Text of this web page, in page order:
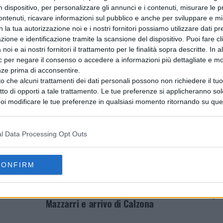
dispositivo, per personalizzare gli annunci e i contenuti, misurare le
ricavare informazioni sul pubblico e anche per sviluppare e
la tua autorizzazione noi e i nostri fornitori possiamo utilizzare dati
e identificazione tramite la scansione del dispositivo. Puoi fare
noi e ai nostri fornitori il trattamento per le finalità sopra descritte. In
per negare il consenso o accedere a informazioni più dettagliate e
prima di acconsentire.
che alcuni trattamenti dei dati personali possono non richiedere il
di opporti a tale trattamento. Le tue preferenze si applicheranno
modificare le tue preferenze in qualsiasi momento ritornando su
Data Processing Opt Outs
ha sigillato la vittoria 77-72.
ha dichiarato: “Abbiamo fatto qualcosa che la città
per i nostri tifosi e per la nostra società. È stato
Sokolowski, MVP della partita, ha aggiunto con
felice il popolo di Napoli. La vittoria e la Coppa
Napoli Basket entra di diritto nella storia,
patrimonio sportivo della città partenopea.
FEATURED
AVANTI IL ​​PROSSIMO
Mazzarri e arrivo di Calzona